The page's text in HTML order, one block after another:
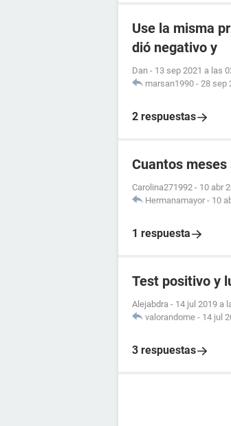
Use la misma
dió negativo y
Dan - 13 sep 2021 a las
marsan1990 - 28 sep
2 respuestas
Cuantos
Carolina271992 - 10 abr
Hermanamayor - 10
1 respuesta
Test positivo y
Alejabdra - 14 jul 2019 a
valorandome - 14 jul
3 respuestas